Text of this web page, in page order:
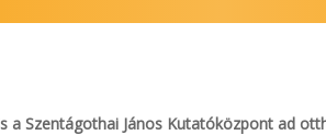
a Szentágothai János Kutatóközpont ad